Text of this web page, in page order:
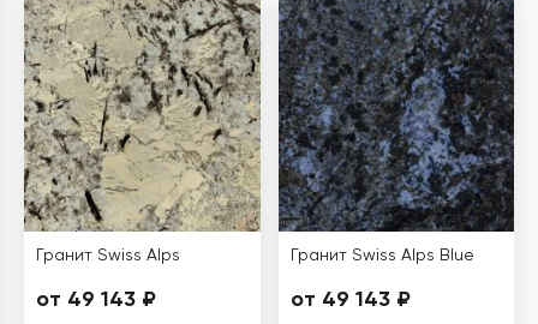
Гранит Swiss Alps
от 49 143 ₽
Гранит Swiss Alps Blue
от 49 143 ₽